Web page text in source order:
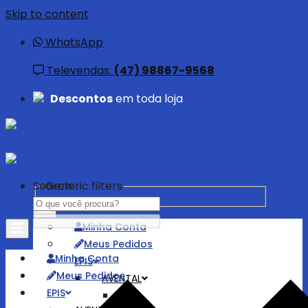
Skip to content
WhatsApp
Televendas: (47) 98867-9568
Descontosem toda loja
Minha Conta
Meus Pedidos
EPIS
AVENTAL
Search
Generic filters
Minha Conta
Meus Pedidos
EPIS